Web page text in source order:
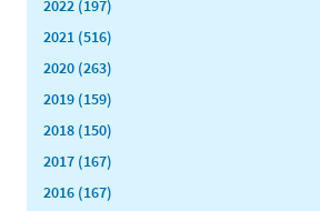
2022 (197)
2021 (516)
2020 (263)
2019 (159)
2018 (150)
2017 (167)
2016 (167)